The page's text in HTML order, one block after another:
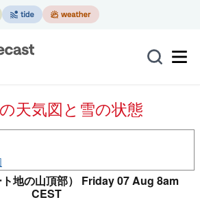
の天気図と雪の状態
地の山頂部） Friday 07 Aug 8am
CEST